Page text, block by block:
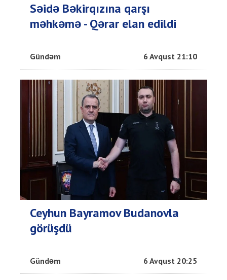
Səidə Bəkirqızına qarşı
məhkəmə - Qərar elan edildi
Gündəm 6 Avqust 21:10
Ceyhun Bayramov Budanovla
görüşdü
Gündəm 6 Avqust 20:25